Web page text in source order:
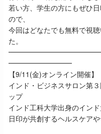
若い方、学生の方にもぜひ
ので、
今回はどなたでも無料で視
た。
━━━━━━━━━
【9/11(金)オンライン開催】
インド・ビジネスサロン第
ップ
インド工科大学出身のイン
日印が共創するヘルスケア